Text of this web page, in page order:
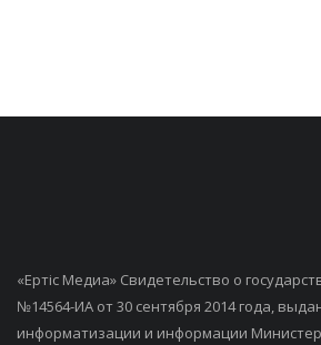
«Ертiс Медиа» Свидетельство о
№14564-ИА от 30 сентября 2014 года,
информатизации и информации